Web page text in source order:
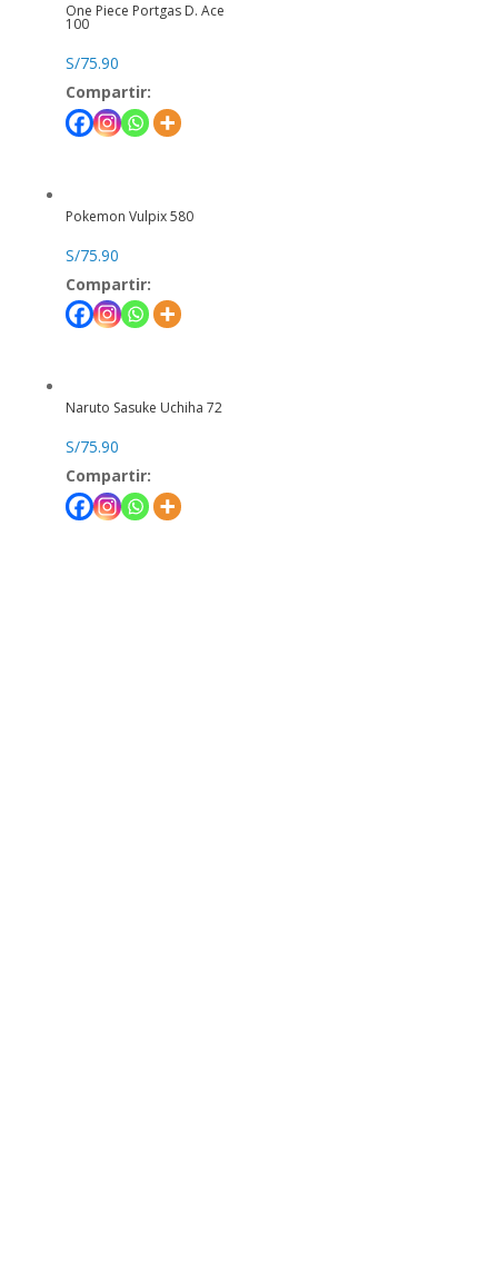
One Piece Portgas D. Ace
100
S/75.90
Compartir:
Pokemon Vulpix 580
S/75.90
Compartir:
Naruto Sasuke Uchiha 72
S/75.90
Compartir: